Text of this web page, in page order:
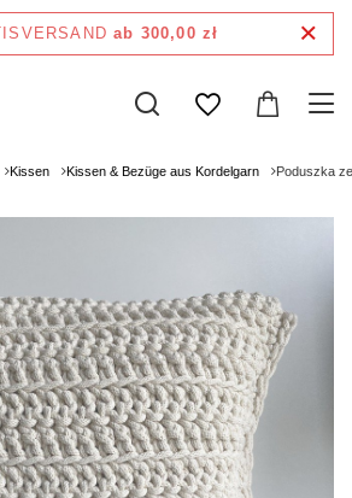
ab 300,00 zł
Kissen Kissen & Bezüge aus Kordelgarn Poduszka